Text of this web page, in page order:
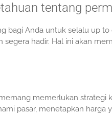
tentang
bagi Anda untuk selalu up
segera hadir. Hal ini akan
memerlukan strategi
pasar, menetapkan harga